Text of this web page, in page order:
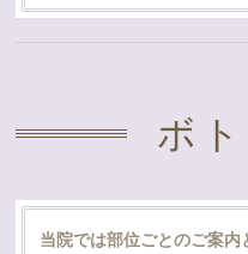
ボ
当院では部位ごとのご案